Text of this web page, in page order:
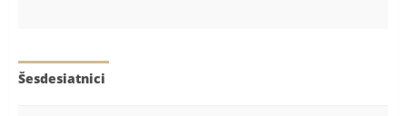
Šesdesiatnici